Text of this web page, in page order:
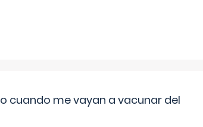
cuando me vayan a vacunar del